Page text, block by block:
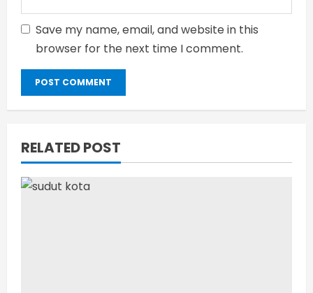
Save my name, email, and website in this
browser for the next time I comment.
RELATED POST